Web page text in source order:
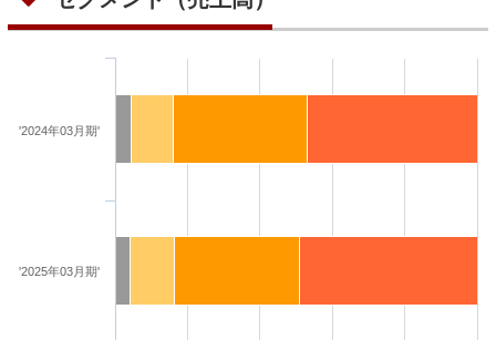
'2024年03月期'
'2025年03月期'